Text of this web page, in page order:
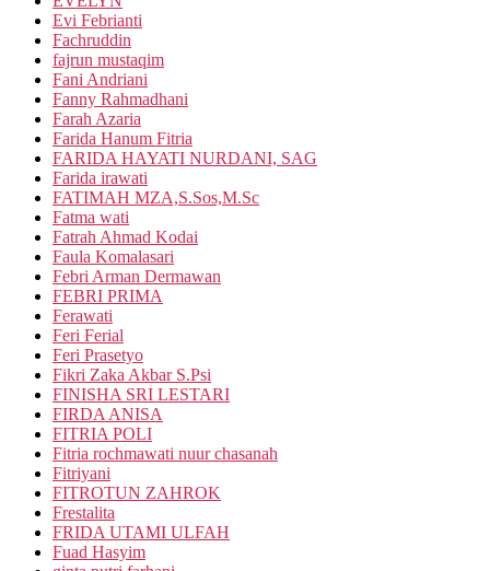
Evi Febrianti
Fachruddin
fajrun mustaqim
Fani Andriani
Fanny Rahmadhani
Farah Azaria
Farida Hanum Fitria
FARIDA HAYATI NURDANI, SAG
Farida irawati
FATIMAH MZA,S.Sos,M.Sc
Fatma wati
Fatrah Ahmad Kodai
Faula Komalasari
Febri Arman Dermawan
FEBRI PRIMA
Ferawati
Feri Ferial
Feri Prasetyo
Fikri Zaka Akbar S.Psi
FINISHA SRI LESTARI
FIRDA ANISA
FITRIA POLI
Fitria rochmawati nuur chasanah
Fitriyani
FITROTUN ZAHROK
Frestalita
FRIDA UTAMI ULFAH
Fuad Hasyim